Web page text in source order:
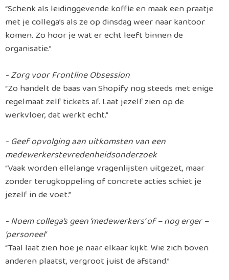
“Schenk als leidinggevende koffie en maak een praatje
met je collega’s als ze op dinsdag weer naar kantoor
komen. Zo hoor je wat er echt leeft binnen de
organisatie.”
- Zorg voor Frontline Obsession
“Zo handelt de baas van Shopify nog steeds met enige
regelmaat zelf tickets af. Laat jezelf zien op de
werkvloer, dat werkt echt.”
- Geef opvolging aan uitkomsten van een
medewerkerstevredenheidsonderzoek
“Vaak worden ellelange vragenlijsten uitgezet, maar
zonder terugkoppeling of concrete acties schiet je
jezelf in de voet.”
- Noem collega’s geen ‘medewerkers’ of – nog erger –
‘personeel’
“Taal laat zien hoe je naar elkaar kijkt. Wie zich boven
anderen plaatst, vergroot juist de afstand.”